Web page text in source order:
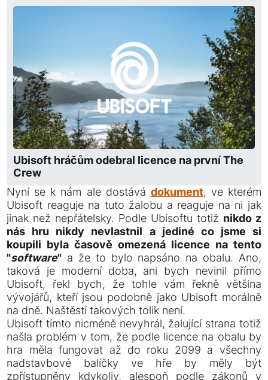
Ubisoft hráčům odebral licence na první The
Crew
Nyní se k nám ale dostává dokument, ve kterém
Ubisoft reaguje na tuto žalobu a reaguje na ni jak
jinak než nepřátelsky. Podle Ubisoftu totiž nikdo z
nás hru nikdy nevlastnil a jediné co jsme si
koupili byla časově omezená licence na tento
"software" a že to bylo napsáno na obalu. Ano,
taková je moderní doba, ani bych nevinil přímo
Ubisoft, řekl bych, že tohle vám řekně většina
vývojářů, kteří jsou podobně jako Ubisoft morálně
na dně. Naštěstí takových tolik není.
Ubisoft tímto nicméně nevyhrál, žalující strana totiž
našla problém v tom, že podle licence na obalu by
hra měla fungovat až do roku 2099 a všechny
nadstavbové balíčky ve hře by měly být
zpřístupněny kdykoliv, alespoň podle zákonů v